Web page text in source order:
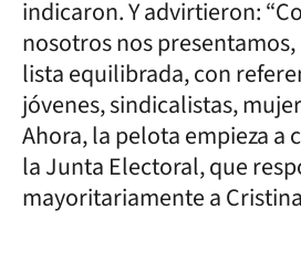
indicaron. Y advirtieron:
nosotros nos
lista equilibrada, con
jóvenes, sindicalistas,
Ahora, la pelota empieza a
la Junta Electoral, que
mayoritariamente a